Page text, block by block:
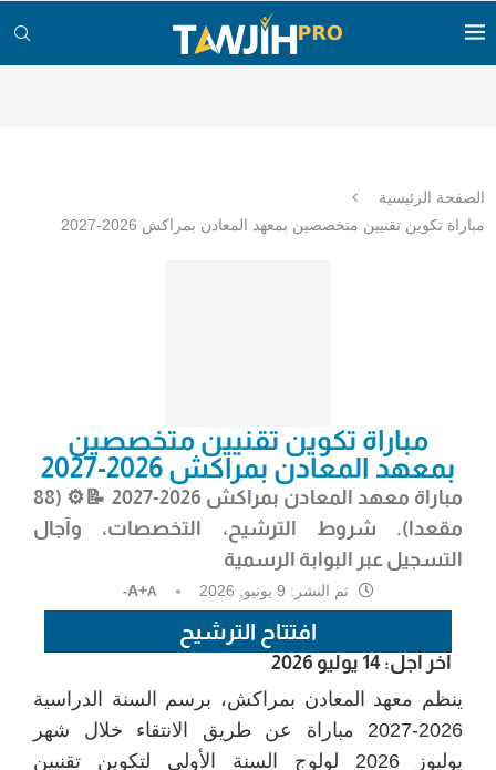
الصفحة الرئيسية
مباراة تكوين تقنيين متخصصين بمعهد المعادن بمراكش 2026-2027
مباراة تكوين تقنيين متخصصين
بمعهد المعادن بمراكش 2026-2027
مباراة معهد المعادن بمراكش 2026-2027
📝⚙️ (88
مقعدا). شروط الترشيح، التخصصات، وآجال
التسجيل عبر البوابة الرسمية
تم النشر: A+A-
افتتاح الترشيح
آخر أجل: 14 يوليو 2026
ينظم معهد المعادن بمراكش، برسم السنة الدراسية
2026-2027 مباراة عن طريق الانتقاء خلال شهر
يوليوز 2026 لولوج السنة الأولى لتكوين تقنيين